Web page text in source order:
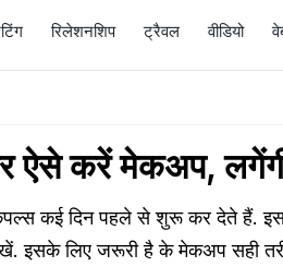
रिलेशनशिप ट्रैवल वीड‍ियो
ऐसे करें मेकअप,
कई दिन पहले से शुरू कर देते हैं. इस
इसके लिए जरूरी है के मेकअप सही